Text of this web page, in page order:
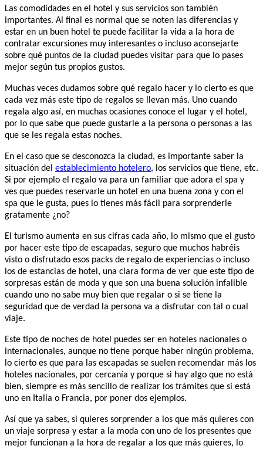
Las comodidades en el hotel y sus servicios son también
importantes. Al final es normal que se noten las diferencias y
estar en un buen hotel te puede facilitar la vida a la hora de
contratar excursiones muy interesantes o incluso aconsejarte
sobre qué puntos de la ciudad puedes visitar para que lo pases
mejor según tus propios gustos.
Muchas veces dudamos sobre qué regalo hacer y lo cierto es que
cada vez más este tipo de regalos se llevan más. Uno cuando
regala algo así, en muchas ocasiones conoce el lugar y el hotel,
por lo que sabe que puede gustarle a la persona o personas a las
que se les regala estas noches.
En el caso que se desconozca la ciudad, es importante saber la
situación del establecimiento hotelero, los servicios que tiene, etc.
Si por ejemplo el regalo va para un familiar que adora el spa y
ves que puedes reservarle un hotel en una buena zona y con el
spa que le gusta, pues lo tienes más fácil para sorprenderle
gratamente ¿no?
El turismo aumenta en sus cifras cada año, lo mismo que el gusto
por hacer este tipo de escapadas, seguro que muchos habréis
visto o disfrutado esos packs de regalo de experiencias o incluso
los de estancias de hotel, una clara forma de ver que este tipo de
sorpresas están de moda y que son una buena solución infalible
cuando uno no sabe muy bien que regalar o si se tiene la
seguridad que de verdad la persona va a disfrutar con tal o cual
viaje.
Este tipo de noches de hotel puedes ser en hoteles nacionales o
internacionales, aunque no tiene porque haber ningún problema,
lo cierto es que para las escapadas se suelen recomendar más los
hoteles nacionales, por cercanía y porque si hay algo que no está
bien, siempre es más sencillo de realizar los trámites que si está
uno en Italia o Francia, por poner dos ejemplos.
Así que ya sabes, si quieres sorprender a los que más quieres con
un viaje sorpresa y estar a la moda con uno de los presentes que
mejor funcionan a la hora de regalar a los que más quieres, lo